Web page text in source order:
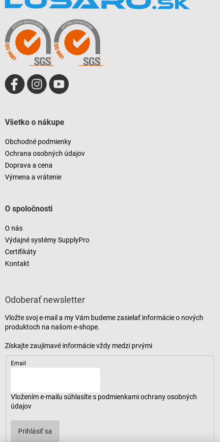
Všetko o nákupe
Obchodné podmienky
Ochrana osobných údajov
Doprava a cena
Výmena a vrátenie
O spoločnosti
O nás
Výdajné systémy SupplyPro
Certifikáty
Kontakt
Odoberať newsletter
Vložte svoj e-mail a my Vám budeme zasielať informácie o nových
produktoch na našom e-shope.
Email
Vložením e-mailu súhlasíte s podmienkami ochrany osobných
údajov
Prihlásiť sa